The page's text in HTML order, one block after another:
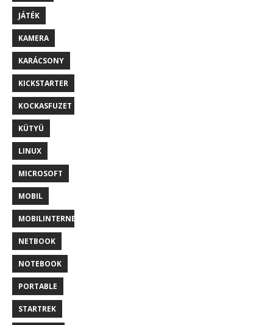
JÁTÉK
KAMERA
KARÁCSONY
KICKSTARTER
KOCKASFUZET
KÜTYÜ
LINUX
MICROSOFT
MOBIL
MOBILINTERNET
NETBOOK
NOTEBOOK
PORTABLE
STARTREK